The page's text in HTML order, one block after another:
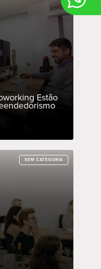
Estão
SEM CATEGORIA
SEM CATEGORIA